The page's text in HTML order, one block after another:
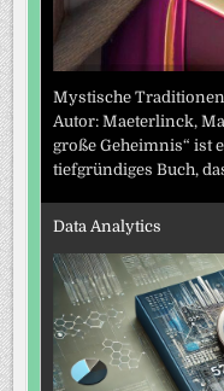
Mystische
Autor: Maeterlinck,
große Geheimnis“ ist
tiefgründiges Buch,
Data Analytics